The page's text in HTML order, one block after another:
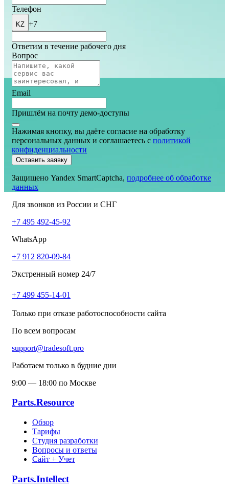
Телефон
KZ +7
Ответим в течение рабочего дня
Вопрос
Email
Пришлём на почту демо-доступы
Нажимая кнопку, вы даёте согласие на обработку
персональных данных и соглашаетесь c политикой
конфиденциальности
Оставить заявку
Защищено Yandex SmartCaptcha, подробнее об обработке
данных
Для звонков из России и СНГ
+7 495 492-45-92
WhatsApp
+7 912 820-09-84
Экстренный номер 24/7
+7 499 455-14-01
Только при отказе работоспособности сайта
По всем вопросам
support@tradesoft.pro
Работаем только в будние дни
9:00 — 18:00 по Москве
Parts.Resource
Обзор
Тарифы
Студия разработки
Вопросы и ответы
Сайт + Учет
Parts.Intellect